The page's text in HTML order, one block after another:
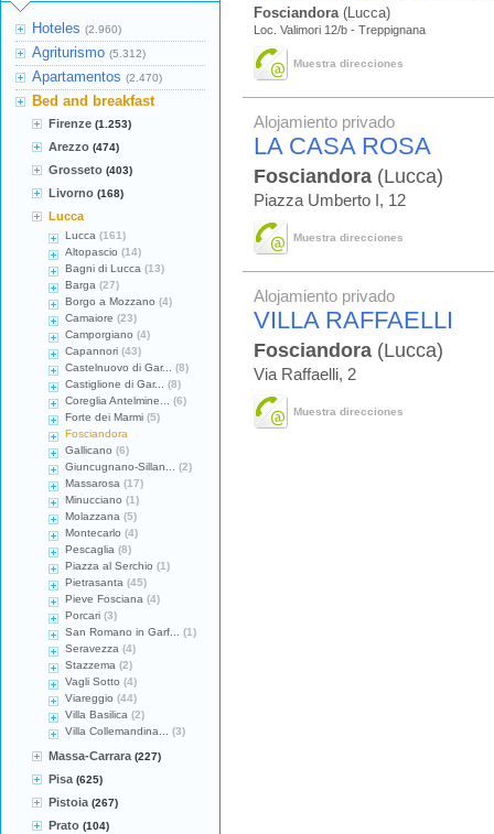
Fosciandora(Lucca)
Loc. Valimori 12/b - Treppignana
Muestra direcciones
Alojamiento privado
LA CASA ROSA
Fosciandora (Lucca)
Piazza Umberto I, 12
Muestra direcciones
Alojamiento privado
VILLA RAFFAELLI
Fosciandora (Lucca)
Via Raffaelli, 2
Muestra direcciones
Hoteles (2.960)
Agriturismo (5.312)
Apartamentos (2.470)
Bed and breakfast
Firenze (1.253)
Arezzo (474)
Grosseto (403)
Livorno (168)
Lucca
Lucca (161)
Altopascio (14)
Bagni di Lucca (13)
Barga (27)
Borgo a Mozzano (4)
Camaiore (23)
Camporgiano (4)
Capannori (43)
Castelnuovo di Gar...
(8)
Castiglione di Gar...
(8)
Coreglia Antelmine...
(6)
Forte dei Marmi (5)
Fosciandora
Gallicano (6)
Giuncugnano-Sillan...
(2)
Massarosa (17)
Minucciano (1)
Molazzana (5)
Montecarlo (4)
Pescaglia (8)
Piazza al Serchio (1)
Pietrasanta (45)
Pieve Fosciana (4)
Porcari (3)
San Romano in Garf...
(1)
Seravezza (4)
Stazzema (2)
Vagli Sotto (4)
Viareggio (44)
Villa Basilica (2)
Villa Collemandina...
(3)
Massa-Carrara (227)
Pisa (625)
Pistoia (267)
Prato (104)